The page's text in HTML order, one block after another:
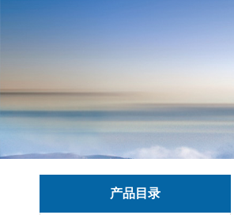
产品目录